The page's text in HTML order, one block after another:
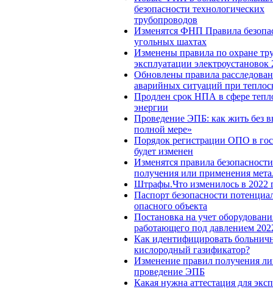
безопасности технологических
трубопроводов
Изменятся ФНП Правила
угольных шахтах
Изменены правила по охране
эксплуатации электроустановок
Обновлены правила
аварийных ситуаций при
Продлен срок НПА в сфере
энергии
Проведение ЭПБ: как жить без
полной мере»
Порядок регистрации ОПО в
будет изменен
Изменятся правила
получения или применения
Штрафы.Что изменилось в 2022
Паспорт безопасности
опасного объекта
Постановка на учет
работающего под давлением
Как идентифицировать
кислородный газификатор?
Изменение правил получения
проведение ЭПБ
Какая нужна аттестация для